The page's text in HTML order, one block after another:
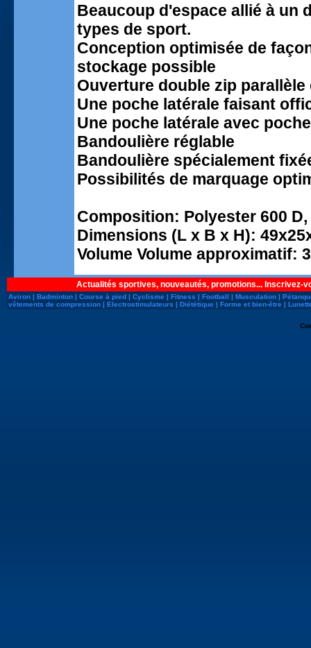
Beaucoup d'espace allié à un
types de sport.
Conception optimisée de
stockage possible
Ouverture double zip
Une poche latérale faisant
Une poche latérale avec
Bandoulière réglable
Bandoulière spécialement
Possibilités de marquage
Composition: Polyester 600
Dimensions (L x B x H):
Volume Volume approximatif:
Actualités sportives, nouveautés, promotions... Inscrivez-
Aviron | Badminton | Course à pied | Cyclisme | Fitness | Football | Musculation |
vêtements de compression | Electrostimulateurs | Diététique | Forme et bien-être |